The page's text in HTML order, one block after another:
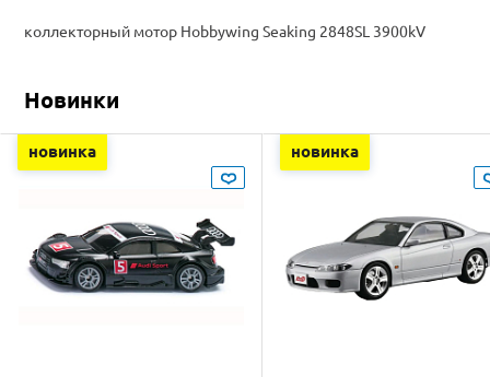
коллекторный мотор Hobbywing Seaking 2848SL 3900kV
Новинки
новинка новинка